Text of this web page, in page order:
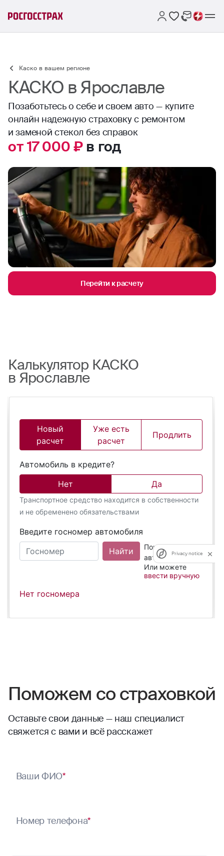
Каско в вашем регионе
КАСКО в Ярославле
Позаботьтесь о себе и своем авто — купите
онлайн надежную страховку с ремонтом
и заменой стекол без справок
от 17 000 ₽в год
Перейти к расчету
Калькулятор КАСКО
в Ярославле
Поможем со страховкой
Оставьте свои данные — наш специалист
свяжется с вами и всё расскажет
Ваши ФИО*
Номер телефона*